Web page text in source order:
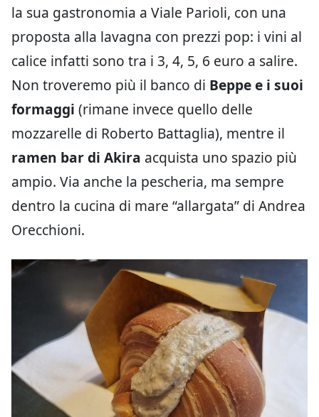
la sua gastronomia a Viale Parioli, con una
proposta alla lavagna con prezzi pop: i vini al
calice infatti sono tra i 3, 4, 5, 6 euro a salire.
Non troveremo più il banco di Beppe e i suoi
formaggi (rimane invece quello delle
mozzarelle di Roberto Battaglia), mentre il
ramen bar di Akira acquista uno spazio più
ampio. Via anche la pescheria, ma sempre
dentro la cucina di mare “allargata” di Andrea
Orecchioni.